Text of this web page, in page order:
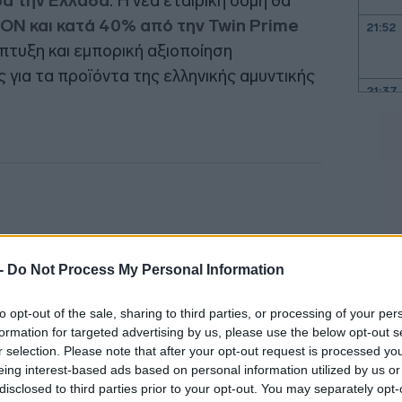
Do Not Process My Personal Information
opt-out of the sale, sharing to third parties, or processing of your
for targeted advertising by us, please use the below opt-out
selection. Please note that after your opt-out request is processed
interest-based ads based on personal information utilized by us
to third parties prior to your opt-out. You may separately
και κατά 40% από την Twin Prime
και εμπορική αξιοποίηση
τα προϊόντα της ελληνικής αμυντικής
21:52
21:37
20:41
20:38